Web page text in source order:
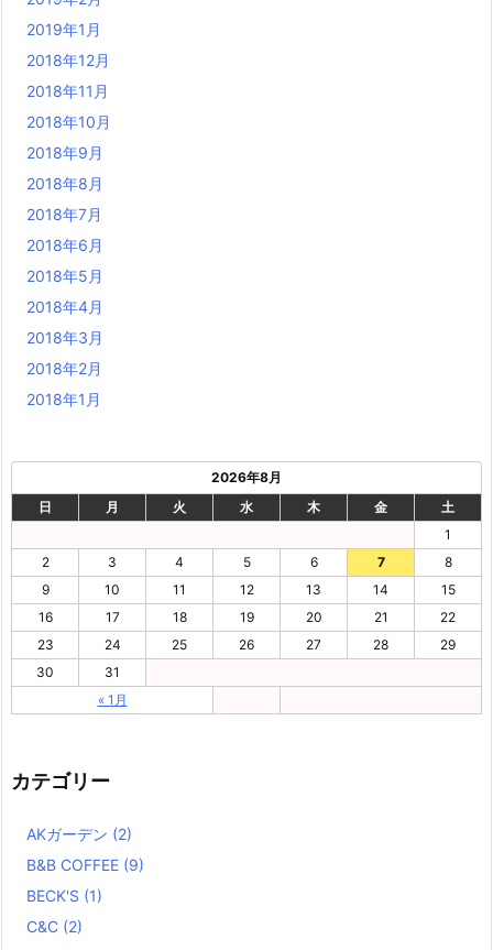
2019年1月
2018年12月
2018年11月
2018年10月
2018年9月
2018年8月
2018年7月
2018年6月
2018年5月
2018年4月
2018年3月
2018年2月
2018年1月
2026年8月
日
月 火 水 木 金 土
« 1月
1
2
3 4 5 6 7
8
9
10 11 12 13 14
15
16
17 18 19 20 21
22
23
24 25 26 27 28
29
30
31
カテゴリー
AKガーデン (2)
B&B COFFEE (9)
BECK'S (1)
C&C (2)